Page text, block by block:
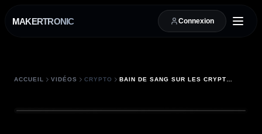
MAKERTRONIC Connexion
ACCUEIL VIDÉOS CRYPTO